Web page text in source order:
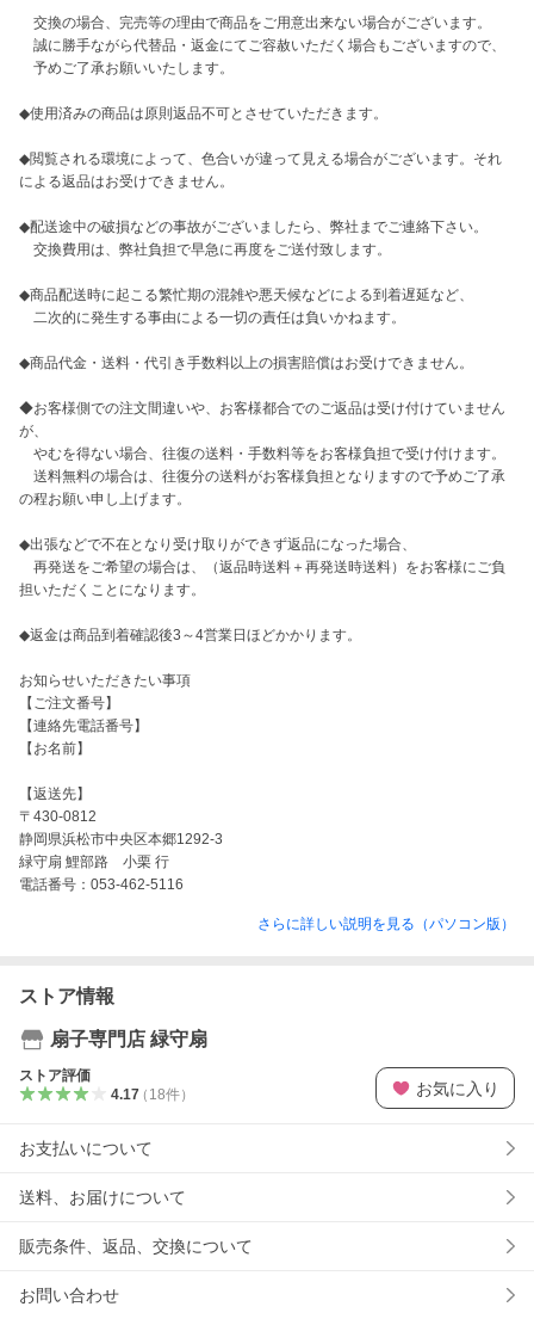
交換の場合、完売等の理由で商品をご用意出来ない場合がございます。
誠に勝手ながら代替品・返金にてご容赦いただく場合もございますので、
予めご了承お願いいたします。
◆使用済みの商品は原則返品不可とさせていただきます。
◆閲覧される環境によって、色合いが違って見える場合がございます。それ
による返品はお受けできません。
◆配送途中の破損などの事故がございましたら、弊社までご連絡下さい。
交換費用は、弊社負担で早急に再度をご送付致します。
◆商品配送時に起こる繁忙期の混雑や悪天候などによる到着遅延など、
二次的に発生する事由による一切の責任は負いかねます。
◆商品代金・送料・代引き手数料以上の損害賠償はお受けできません。
◆お客様側での注文間違いや、お客様都合でのご返品は受け付けていません
が、
やむを得ない場合、往復の送料・手数料等をお客様負担で受け付けます。
送料無料の場合は、往復分の送料がお客様負担となりますので予めご了承
の程お願い申し上げます。
◆出張などで不在となり受け取りができず返品になった場合、
再発送をご希望の場合は、（返品時送料＋再発送時送料）をお客様にご負
担いただくことになります。
◆返金は商品到着確認後3～4営業日ほどかかります。
お知らせいただきたい事項
【ご注文番号】
【連絡先電話番号】
【お名前】
【返送先】
〒430-0812
静岡県浜松市中央区本郷1292-3
緑守扇 鯉部路　小栗 行
電話番号：053-462-5116
さらに詳しい説明を見る（パソコン版）
ストア情報
扇子専門店 緑守扇
ストア評価
4.17（ 18件） お気に入り
お支払いについて
送料、お届けについて
販売条件、返品、交換について
お問い合わせ